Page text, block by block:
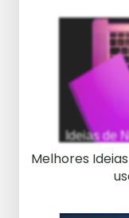
Melhores